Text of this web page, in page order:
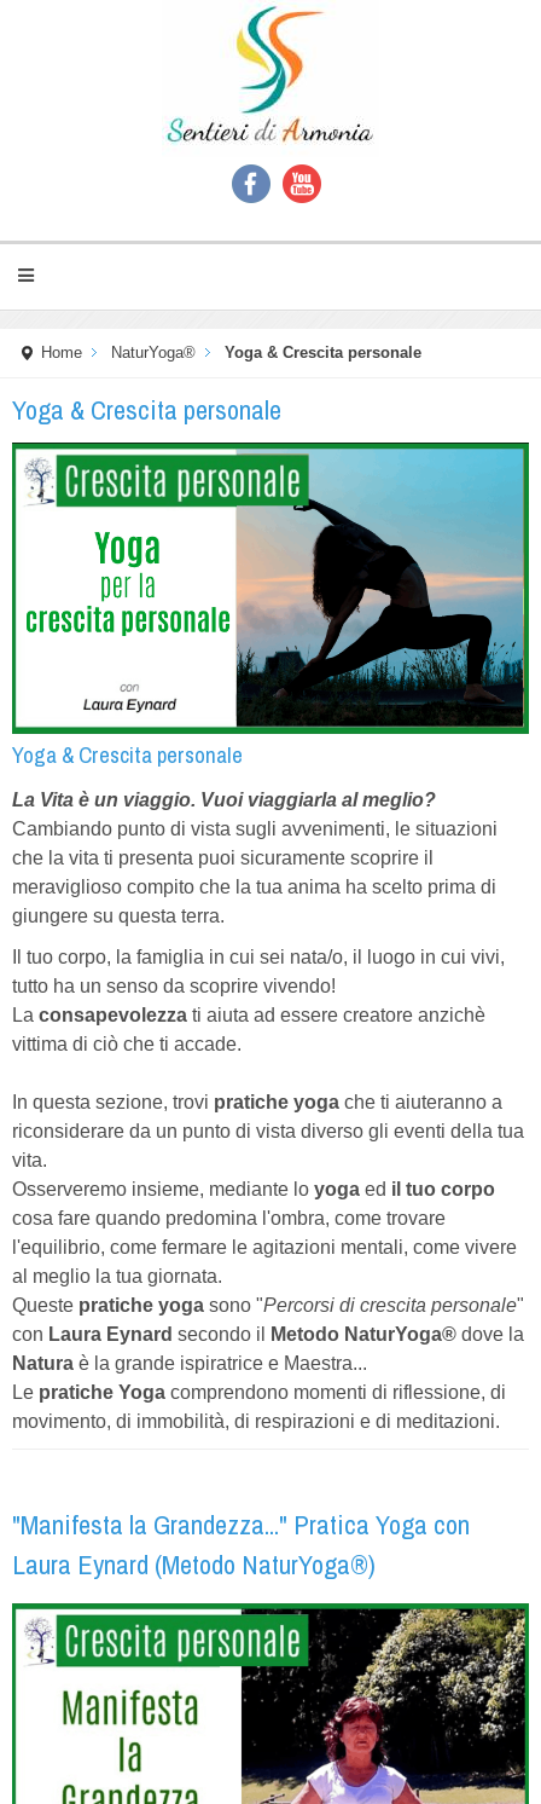
Home NaturYoga® Yoga & Crescita personale
Yoga & Crescita personale
Yoga & Crescita personale
La Vita è un viaggio. Vuoi viaggiarla al meglio?
Cambiando punto di vista sugli avvenimenti, le situazioni
che la vita ti presenta puoi sicuramente scoprire il
meraviglioso compito che la tua anima ha scelto prima di
giungere su questa terra.
Il tuo corpo, la famiglia in cui sei nata/o, il luogo in cui vivi,
tutto ha un senso da scoprire vivendo!
La consapevolezza ti aiuta ad essere creatore anzichè
vittima di ciò che ti accade.
In questa sezione, trovi pratiche yoga che ti aiuteranno a
riconsiderare da un punto di vista diverso gli eventi della tua
vita.
Osserveremo insieme, mediante lo yoga ed il tuo corpo
cosa fare quando predomina l'ombra, come trovare
l'equilibrio, come fermare le agitazioni mentali, come vivere
al meglio la tua giornata.
Queste pratiche yoga sono "Percorsi di crescita personale"
con Laura Eynard secondo il Metodo NaturYoga® dove la
Natura è la grande ispiratrice e Maestra...
Le pratiche Yoga comprendono momenti di riflessione, di
movimento, di immobilità, di respirazioni e di meditazioni.
"Manifesta la Grandezza..." Pratica Yoga con
Laura Eynard (Metodo NaturYoga®)